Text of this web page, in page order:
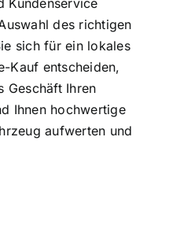
des richtigen
sich für ein lokales
Kauf entscheiden,
Geschäft Ihren
Ihnen hochwertige
aufwerten und